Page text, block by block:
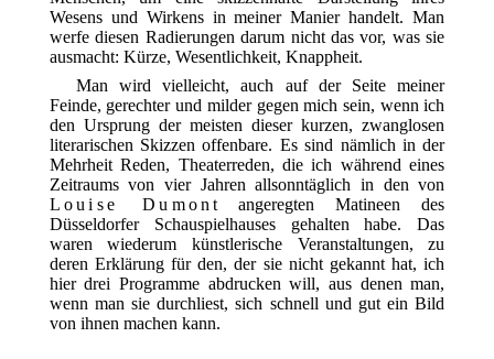
Wesens und Wirkens in meiner Manier handelt. Man
werfe diesen Radierungen darum nicht das vor, was sie
ausmacht: Kürze, Wesentlichkeit, Knappheit.
Man wird vielleicht, auch auf der Seite meiner
Feinde, gerechter und milder gegen mich sein, wenn ich
den Ursprung der meisten dieser kurzen, zwanglosen
literarischen Skizzen offenbare. Es sind nämlich in der
Mehrheit Reden, Theaterreden, die ich während eines
Zeitraums von vier Jahren allsonntäglich in den von
Louise Dumontangeregten Matineen des
Düsseldorfer Schauspielhauses gehalten habe. Das
waren wiederum künstlerische Veranstaltungen, zu
deren Erklärung für den, der sie nicht gekannt hat, ich
hier drei Programme abdrucken will, aus denen man,
wenn man sie durchliest, sich schnell und gut ein Bild
von ihnen machen kann.